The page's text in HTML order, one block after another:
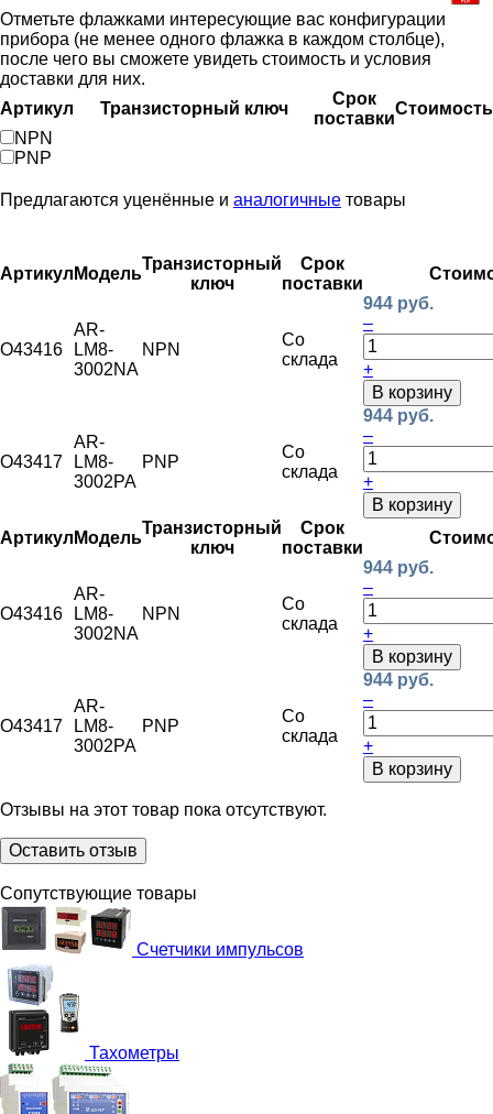
Отметьте флажками интересующие вас конфигурации
прибора (не менее одного флажка в каждом столбце),
после чего вы сможете увидеть стоимость и условия
доставки для них.
Артикул
Транзисторный ключ
Срок
поставки
Стоимость
NPN
PNP
Предлагаются уценённые и аналогичные товары
Артикул Модель
Транзисторный
ключ
Срок
поставки
O43416
AR-
LM8-
3002NA
NPN
Со
склада
944 руб.
–
+
В корзину
O43417
AR-
LM8-
3002PA
PNP
Со
склада
944 руб.
–
+
В корзину
Артикул Модель
Транзисторный
ключ
Срок
поставки
O43416
AR-
LM8-
3002NA
NPN
Со
склада
944 руб.
–
+
В корзину
O43417
AR-
LM8-
3002PA
PNP
Со
склада
944 руб.
–
+
В корзину
Отзывы на этот товар пока отсутствуют.
Оставить отзыв
Сопутствующие товары
Счетчики импульсов
Тахометры